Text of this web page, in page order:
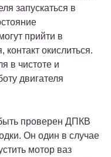
запускаться в
прийти в
контакт окислиться.
в чистоте и
двигателя
проверен ДПКВ
Он один в случае
мотор ваз